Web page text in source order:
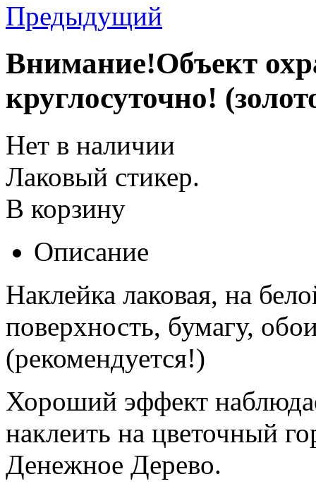
Предыдущий
Внимание!Объект
круглосуточно!
Нет в наличии
Лаковый стикер.
В корзину
Описание
Наклейка лаковая, на
поверхность, бумагу,
(рекомендуется!)
Хороший эффект
наклеить на цветочный
Денежное Дерево.